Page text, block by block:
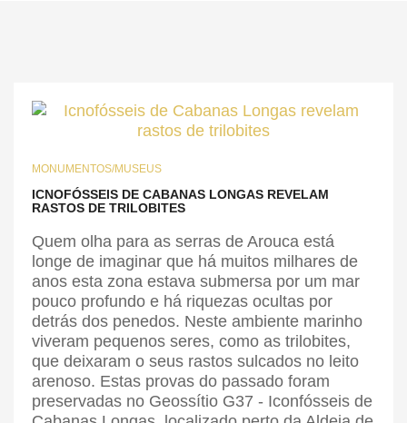
MONUMENTOS/MUSEUS
ICNOFÓSSEIS DE CABANAS LONGAS REVELAM
RASTOS DE TRILOBITES
Quem olha para as serras de Arouca está
longe de imaginar que há muitos milhares de
anos esta zona estava submersa por um mar
pouco profundo e há riquezas ocultas por
detrás dos penedos. Neste ambiente marinho
viveram pequenos seres, como as trilobites,
que deixaram o seus rastos sulcados no leito
arenoso. Estas provas do passado foram
preservadas no Geossítio G37 - Iconfósseis de